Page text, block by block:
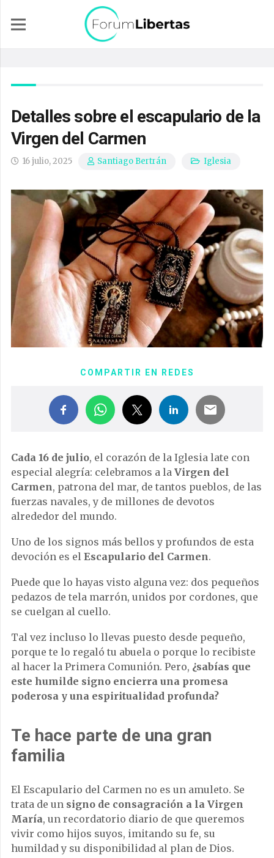
Detalles sobre el escapulario de la
Virgen del Carmen
16 julio, 2025 Santiago Bertrán Iglesia
COMPARTIR EN REDES
Cada 16 de julio, el corazón de la Iglesia late con
especial alegría: celebramos a la Virgen del
Carmen, patrona del mar, de tantos pueblos, de las
fuerzas navales, y de millones de devotos
alrededor del mundo.
Uno de los signos más bellos y profundos de esta
devoción es el Escapulario del Carmen.
Puede que lo hayas visto alguna vez: dos pequeños
pedazos de tela marrón, unidos por cordones, que
se cuelgan al cuello.
Tal vez incluso lo llevas puesto desde pequeño,
porque te lo regaló tu abuela o porque lo recibiste
al hacer la Primera Comunión. Pero, ¿sabías que
este humilde signo encierra una promesa
poderosa y una espiritualidad profunda?
Te hace parte de una gran
familia
El Escapulario del Carmen no es un amuleto. Se
trata de un signo de consagración a la Virgen
María, un recordatorio diario de que queremos
vivir como hijos suyos, imitando su fe, su
humildad y su disponibilidad al plan de Dios.